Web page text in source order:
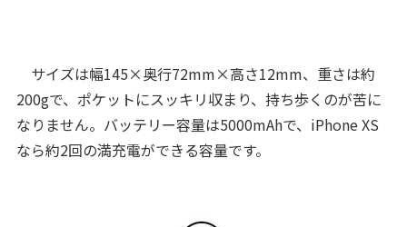
サイズは幅145×奥行72mm×高さ12mm、重さは約
200gで、ポケットにスッキリ収まり、持ち歩くのが苦に
なりません。バッテリー容量は5000mAhで、iPhone XS
なら約2回の満充電ができる容量です。